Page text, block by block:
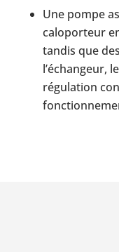
Une pompe
caloporteur
tandis que
l’échangeur,
régulation